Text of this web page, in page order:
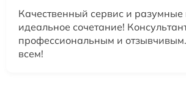
Качественный сервис и разумные
идеальное сочетание!
профессиональным и
всем!